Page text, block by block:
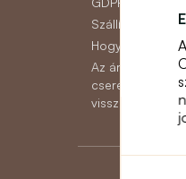
Szállítás
Hogyan lehet
Az áruk
cseréjének vagy